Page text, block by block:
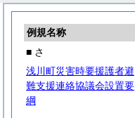
例規名称
■ さ
浅川町災害時要援護者避
難支援連絡協議会設置要
綱